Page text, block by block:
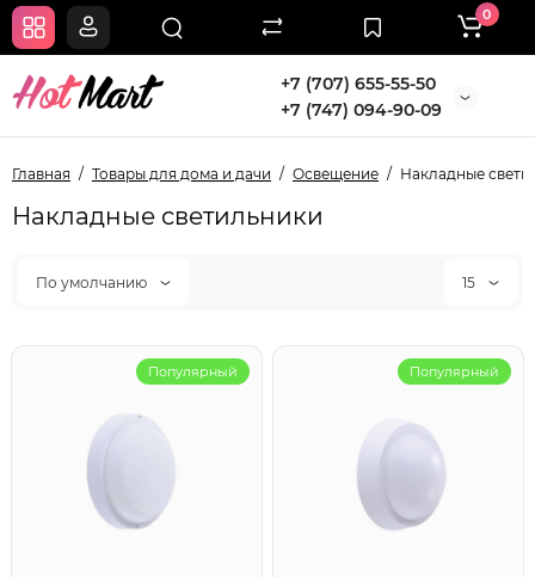
+7 (707) 655-55-50
+7 (747) 094-90-09
0
Главная Товары для дома и дачи Освещение Накладные
Накладные светильники
По умолчанию 15
Популярный Популярный